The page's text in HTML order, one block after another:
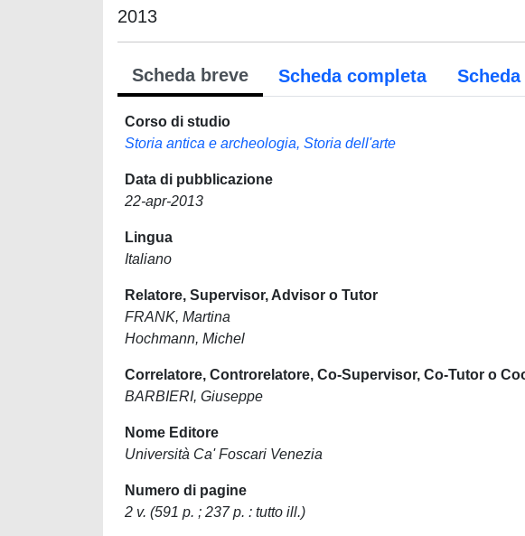
2013
Scheda breve Scheda completa
Corso di studio
Storia antica e archeologia, Storia dell'arte
Data di pubblicazione
22-apr-2013
Lingua
Italiano
Relatore, Supervisor, Advisor o Tutor
FRANK, Martina
Hochmann, Michel
Correlatore, Controrelatore, Co-Supervisor, Co-Tutor o
BARBIERI, Giuseppe
Nome Editore
Università Ca' Foscari Venezia
Numero di pagine
2 v. (591 p. ; 237 p. : tutto ill.)